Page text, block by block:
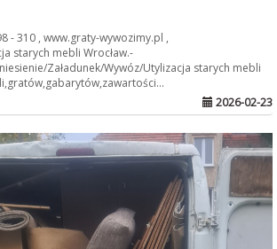
- 310 , www.graty-wywozimy.pl ,
starych mebli Wrocław.-
Załadunek/Wywóz/Utylizacja starych mebli
2026-02-23